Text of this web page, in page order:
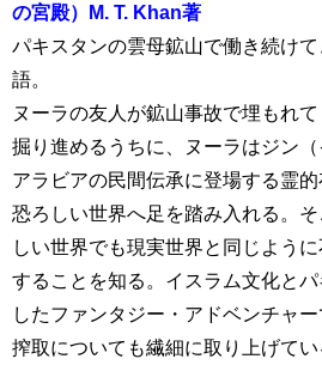
の宮殿）M. T. Khan著
パキスタンの雲母鉱山で働き続け
語。
ヌーラの友人が鉱山事故で埋もれ
掘り進めるうちに、ヌーラはジン
アラビアの民間伝承に登場する霊
恐ろしい世界へ足を踏み入れる。
しい世界でも現実世界と同じよう
することを知る。イスラム文化と
したファンタジー・アドベンチャ
搾取についても繊細に取り上げてい